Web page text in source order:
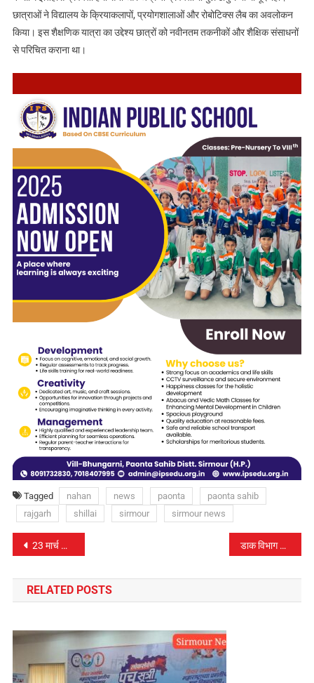
छात्राओं ने विद्यालय के क्रियाकलापों, प्रयोगशालाओं और रोबोटिक्स लैब का अवलोकन
किया। इस शैक्षणिक यात्रा का उद्देश्य छात्रों को नवीनतम तकनीकों और शैक्षिक संसाधनों
से परिचित कराना था।
Tagged nahan news paonta
paonta sahib
rajgarh
shillai sirmour sirmour news
पोस्ट
नेविगेशन
23 मार्च को हिंदू आश्रम नाहन में होगा विशेष कार्यक्रम.. डाक विभाग सिरमौर ने उत्कृष्ट सेवा देने वाले कर्मचारियों को किया सम्मानित…
RELATED POSTS